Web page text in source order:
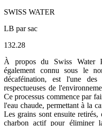
SWISS WATER
LB par sac
132.28
À propos du Swiss Water
également connu sous le
décaféination, est l'une
respectueuses de
Ce processus commence par
l'eau chaude, permettant à la
Les grains sont ensuite
charbon actif pour éliminer